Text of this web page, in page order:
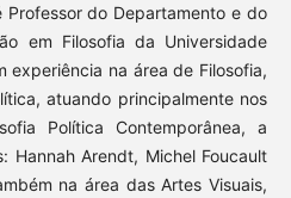
Professor do Departamento e do
em Filosofia da Universidade
experiência na área de Filosofia,
atuando principalmente nos
Política Contemporânea, a
Hannah Arendt, Michel Foucault
na área das Artes Visuais,